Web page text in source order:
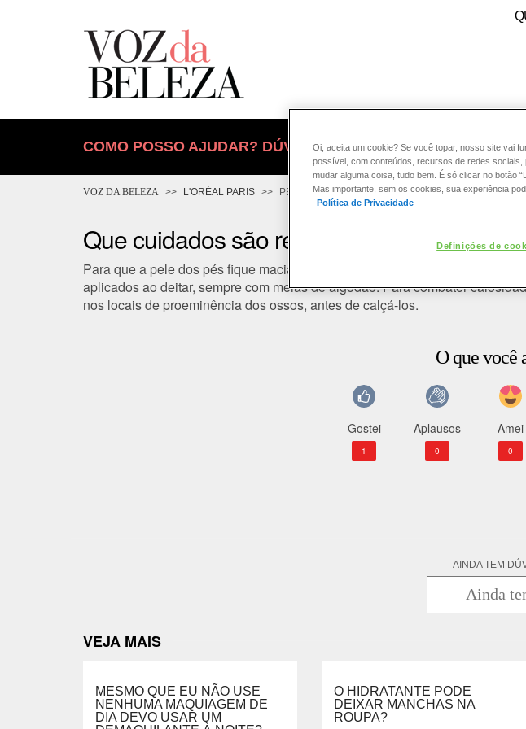
COMO POSSO AJUDAR? DÚVIDAS SOBRE: PELE
VOZ DA BELEZA L'ORÉAL PARIS PELE
Que cuidados são recomendados para os
Para que a pele dos pés fique macia ao toque, o ideal é utilizar cremes
aplicados ao deitar, sempre com meias de algodão. Para combater
nos locais de proeminência dos ossos, antes de calçá-los.
O que você
Gostei
1
Aplausos
0
Amei
0
AINDA TEM
VEJA MAIS
MESMO QUE EU NÃO USE
NENHUMA MAQUIAGEM DE
DIA DEVO USAR UM
O HIDRATANTE PODE
DEIXAR MANCHAS NA
ROUPA?
Oi, aceita um cookie? Se você topar, nosso site vai
possível, com conteúdos, recursos de redes
mudar alguma coisa, tudo bem. É só clicar no botão
Mas importante, sem os cookies, sua experiência
Política de Privacidade
Definições de